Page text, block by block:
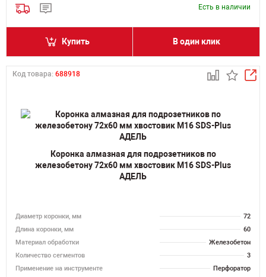
Есть в наличии
Купить В один клик
Код товара: 688918
Коронка алмазная для подрозетников по
железобетону 72х60 мм хвостовик M16 SDS-Plus
АДЕЛЬ
Диаметр коронки, мм
72
Длина коронки, мм
60
Материал обработки
Железобетон
Количество сегментов
3
Применение на инструменте
Перфоратор